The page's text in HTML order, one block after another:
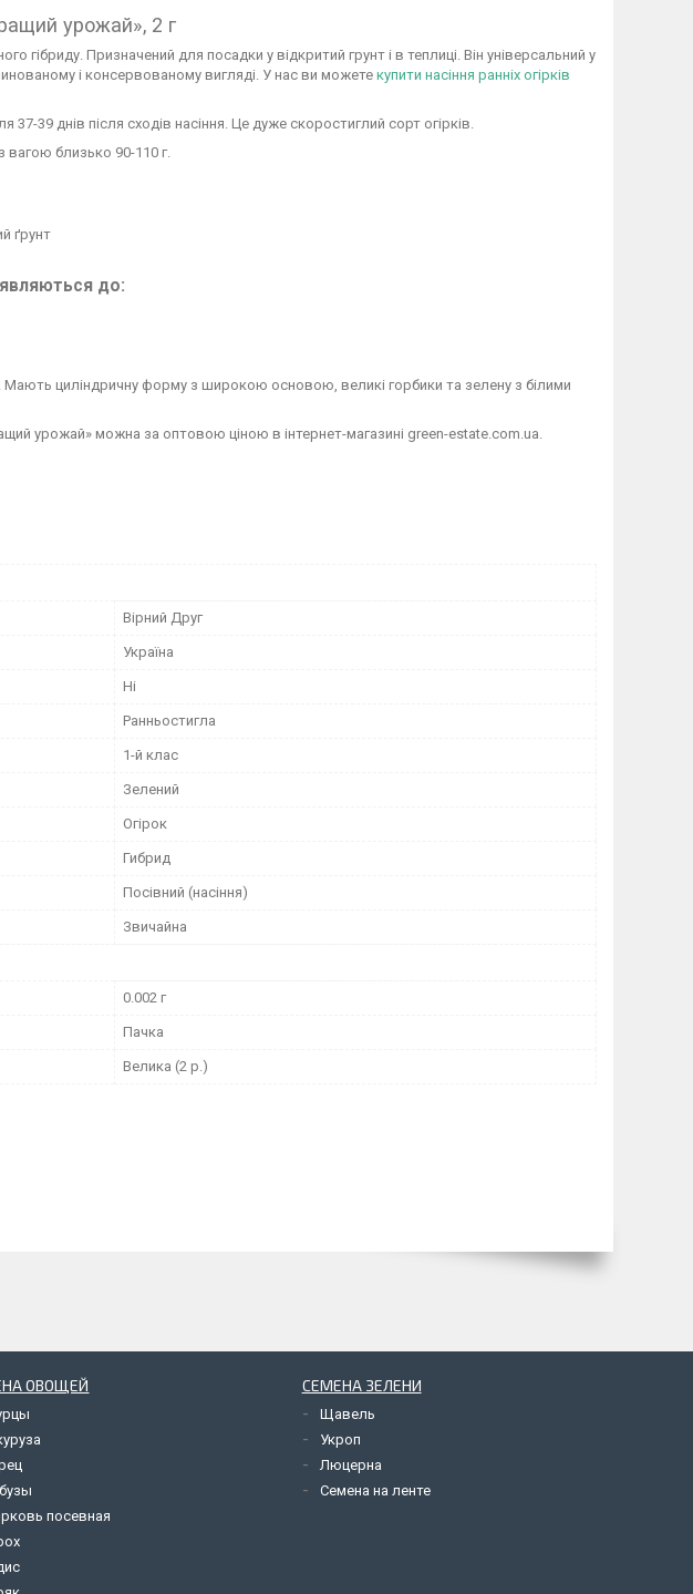
урожай», 2 г
гібриду. Призначений для посадки у відкритий грунт і в теплиці. Він універсальний у
і консервованому вигляді. У нас ви можетекупити насіння ранніх огірків
37-39 днів після сходів насіння. Це дуже скоростиглий сорт огірків.
вагою близько 90-110 г.
ґрунт
до:
Мають циліндричну форму з широкою основою, великі горбики та зелену з білими
урожай» можна за оптовою ціною в інтернет-магазині green-estate.com.ua.
Вірний Друг
Україна
Ні
Ранньостигла
1-й клас
Зелений
Огірок
Гибрид
Посівний (насіння)
Звичайна
0.002 г
Пачка
Велика (2 р.)
ОВОЩЕЙ
посевная
СЕМЕНА ЗЕЛЕНИ
Щавель
Укроп
Люцерна
Семена на ленте